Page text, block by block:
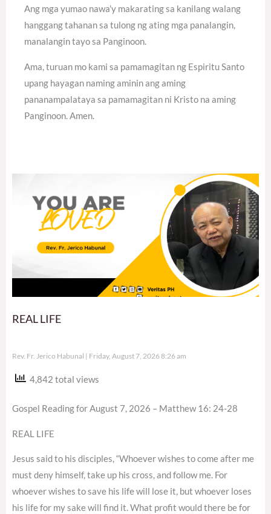
Ang mga yumao nawa’y makarating sa kanilang walang
hanggang tahanan sa tulong ng ating mga panalangin,
manalangin tayo sa Panginoon.
Ama, turuan mo kami sa pamamagitan ng Espiritu Santo
upang hayagan naming aminin ang aming
pananampalataya sa pamamagitan ni Kristo na aming
Panginoon. Amen.
REAL LIFE
Rev. Fr. Jerico Habunal Friday, August 7, 2026 8:26 am
4,842 total views
Gospel Reading for August 7, 2026 – Matthew 16: 24-28
REAL LIFE
Jesus said to his disciples, “Whoever wishes to come after me
must deny himself, take up his cross, and follow me. For
whoever wishes to save his life will lose it, but whoever loses
his life for my sake will find it. What profit would there be for